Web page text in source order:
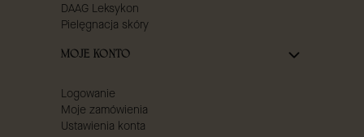
DAAG Leksykon
Pielęgnacja skóry
MOJE KONTO
Logowanie
Moje zamówienia
Ustawienia konta